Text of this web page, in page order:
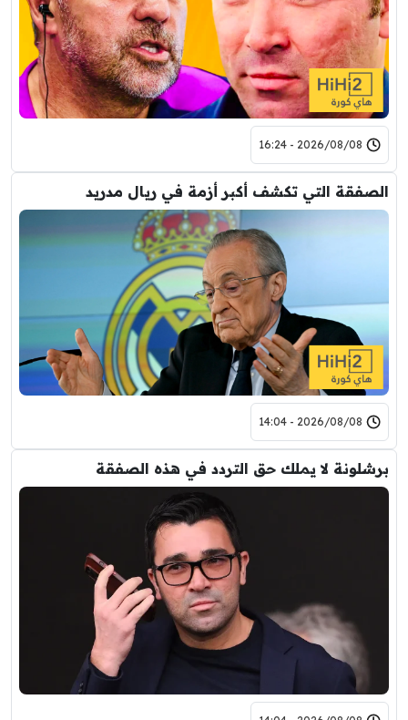
2026/08/08 - 16:24
الصفقة التي تكشف أكبر أزمة في ريال مدريد
2026/08/08 - 14:04
برشلونة لا يملك حق التردد في هذه الصفقة